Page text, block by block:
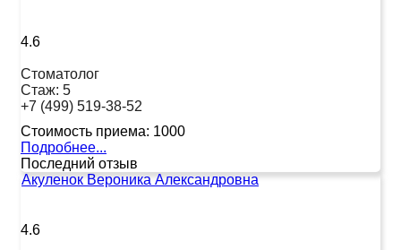
4.6
Стоматолог
Стаж: 5
+7 (499) 519-38-52
Стоимость приема: 1000
Подробнее...
Последний отзыв
Акуленок Вероника Александровна
4.6